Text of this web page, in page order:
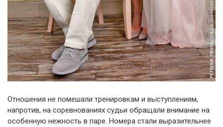
Отношения не помешали тренировкам и выступлениям,
напротив, на соревнованиях судьи обращали внимание на
особенную нежность в паре. Номера стали выразительнее